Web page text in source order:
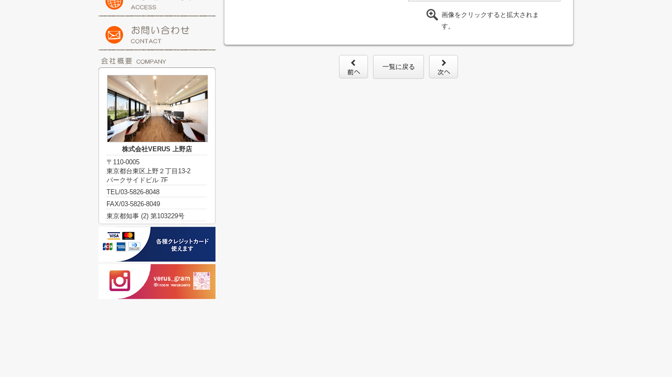
画像をクリックすると拡大されま
す。
一覧に戻る
株式会社VERUS 上野店
〒110-0005
東京都台東区上野２丁目13-2
パークサイドビル 7F
TEL/03-5826-8048
FAX/03-5826-8049
東京都知事 (2) 第103229号